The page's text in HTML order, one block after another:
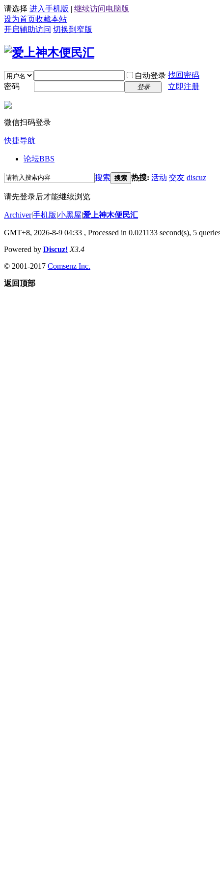
请选择 进入手机版 | 继续访问电脑版
设为首页收藏本站
开启辅助访问 切换到窄版
自动登录 找回密码
密码
登录 立即注册
微信扫码登录
快捷导航
论坛BBS
搜索 搜索 热搜: 活动 交友 discuz
请先登录后才能继续浏览
Archiver|手机版|小黑屋|爱上神木便民汇
GMT+8, 2026-8-9 04:33 , Processed in 0.021133 second(s), 5
Powered by Discuz! X3.4
© 2001-2017 Comsenz Inc.
返回顶部